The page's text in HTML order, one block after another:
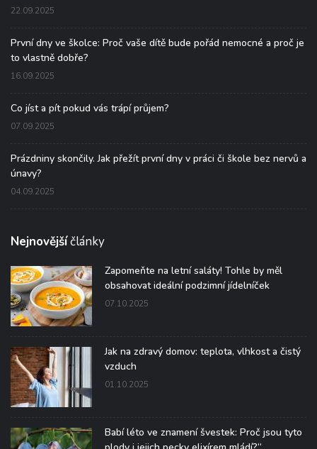
22.09.2025
První dny ve školce: Proč vaše dítě bude pořád nemocné a proč je
to vlastně dobře?
16.09.2025
Co jíst a pít pokud vás trápí průjem?
07.09.2025
Prázdniny skončily. Jak přežít první dny v práci či škole bez nervů a
únavy?
04.09.2025
Nejnovějšíčlánky
Zapomeňte na letní saláty! Tohle by měl
obsahovat ideální podzimní jídelníček
07.10.2025
Jak na zdravý domov: teplota, vlhkost a čistý
vzduch
01.10.2025
Babí léto ve znamení švestek: Proč jsou tyto